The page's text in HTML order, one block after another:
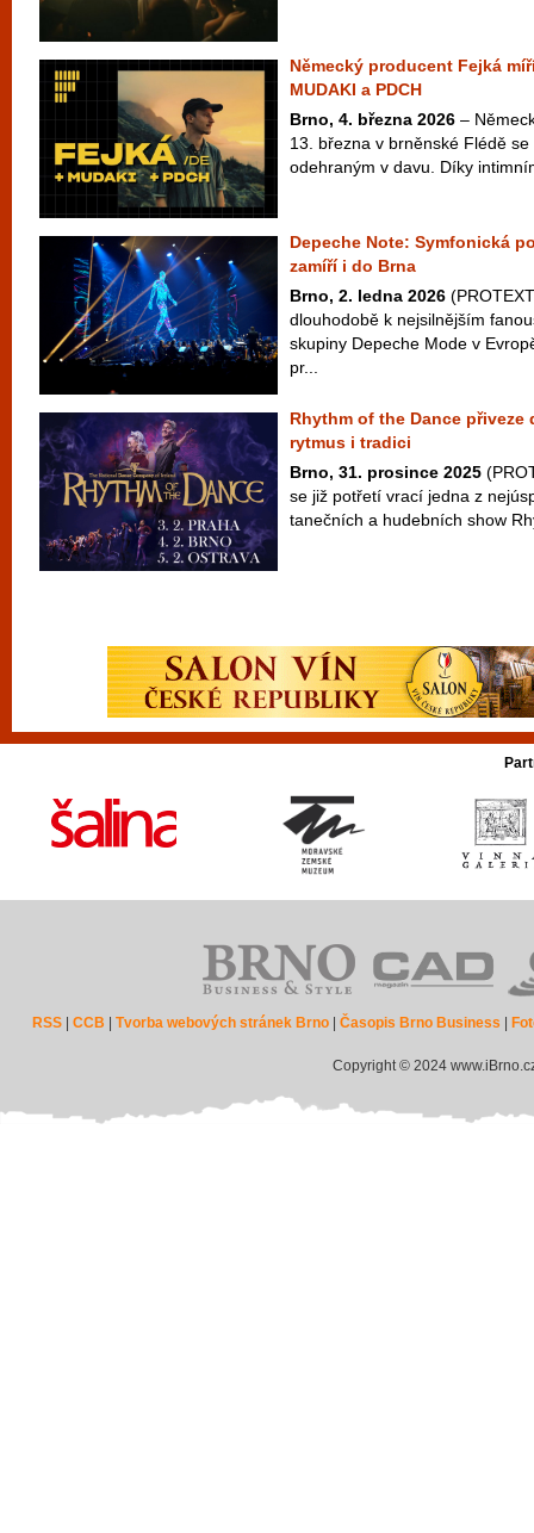
Německý producent Fejká
MUDAKI a PDCH
Brno, 4. března 2026 –
13. března v brněnské Flédě
odehraným v davu. Díky
Depeche Note: Symfonická
zamíří i do Brna
Brno, 2. ledna 2026
dlouhodobě k nejsilnějším
skupiny Depeche Mode v
pr...
Rhythm of the Dance přiveze
rytmus i tradici
Brno, 31. prosince 2025
se již potřetí vrací jedna z
tanečních a hudebních show
RSS |CCB |Tvorba webových stránek Brno |Časopis Brno Business
Copyright © 2024